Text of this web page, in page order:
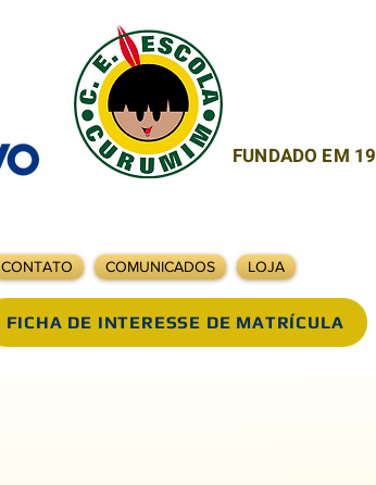
FUNDADO EM
CONTATO COMUNICADOS LOJA
FICHA DE INTERESSE DE MATRÍCULA